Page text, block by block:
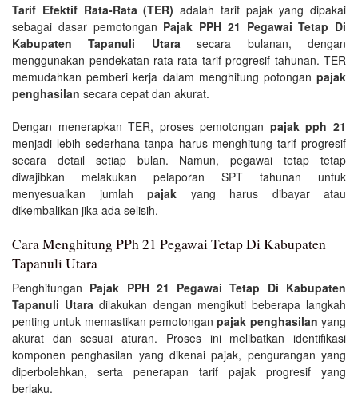
Tarif Efektif Rata-Rata (TER) adalah tarif pajak yang dipakai
sebagai dasar pemotongan Pajak PPH 21 Pegawai Tetap Di
Kabupaten Tapanuli Utara secara bulanan, dengan
menggunakan pendekatan rata-rata tarif progresif tahunan. TER
memudahkan pemberi kerja dalam menghitung potongan pajak
penghasilan secara cepat dan akurat.
Dengan menerapkan TER, proses pemotongan pajak pph 21
menjadi lebih sederhana tanpa harus menghitung tarif progresif
secara detail setiap bulan. Namun, pegawai tetap tetap
diwajibkan melakukan pelaporan SPT tahunan untuk
menyesuaikan jumlah pajak yang harus dibayar atau
dikembalikan jika ada selisih.
Cara Menghitung PPh 21 Pegawai Tetap Di Kabupaten
Tapanuli Utara
Penghitungan Pajak PPH 21 Pegawai Tetap Di Kabupaten
Tapanuli Utara dilakukan dengan mengikuti beberapa langkah
penting untuk memastikan pemotonganpajak penghasilan yang
akurat dan sesuai aturan. Proses ini melibatkan identifikasi
komponen penghasilan yang dikenai pajak, pengurangan yang
diperbolehkan, serta penerapan tarif pajak progresif yang
berlaku.